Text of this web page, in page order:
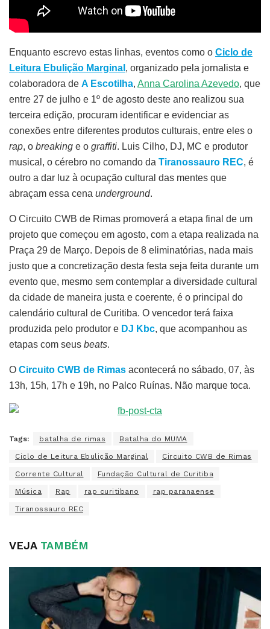
Enquanto escrevo estas linhas, eventos como o Ciclo de
Leitura Ebulição Marginal , organizado pela jornalista e
colaboradora de A Escotilha, Anna Carolina Azevedo, que
entre 27 de julho e 1º de agosto deste ano realizou sua
terceira edição, procuram identificar e evidenciar as
conexões entre diferentes produtos culturais, entre eles o
rap, o breaking e o graffiti. Luis Cilho, DJ, MC e produtor
musical, o cérebro no comando da Tiranossauro REC, é
outro a dar luz à ocupação cultural das mentes que
abraçam essa cena underground.
O Circuito CWB de Rimas promoverá a etapa final de um
projeto que começou em agosto, com a etapa realizada na
Praça 29 de Março. Depois de 8 eliminatórias, nada mais
justo que a concretização desta festa seja feita durante um
evento que, mesmo sem contemplar a diversidade cultural
da cidade de maneira justa e coerente, é o principal do
calendário cultural de Curitiba. O vencedor terá faixa
produzida pelo produtor e DJ Kbc, que acompanhou as
etapas com seus beats.
O Circuito CWB de Rimas acontecerá no sábado, 07, às
13h, 15h, 17h e 19h, no Palco Ruínas. Não marque toca.
Tags: batalha de rimas Batalha do MUMA
Ciclo de Leitura Ebulição Marginal Circuito CWB de Rimas
Corrente Cultural Fundação Cultural de Curitiba
Música Rap rap curitibano rap paranaense
Tiranossauro REC
VEJATAMBÉM